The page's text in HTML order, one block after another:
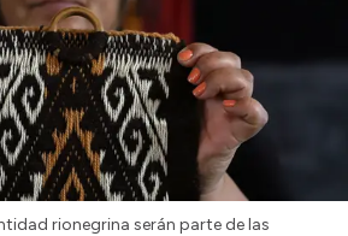
rionegrina serán parte de las